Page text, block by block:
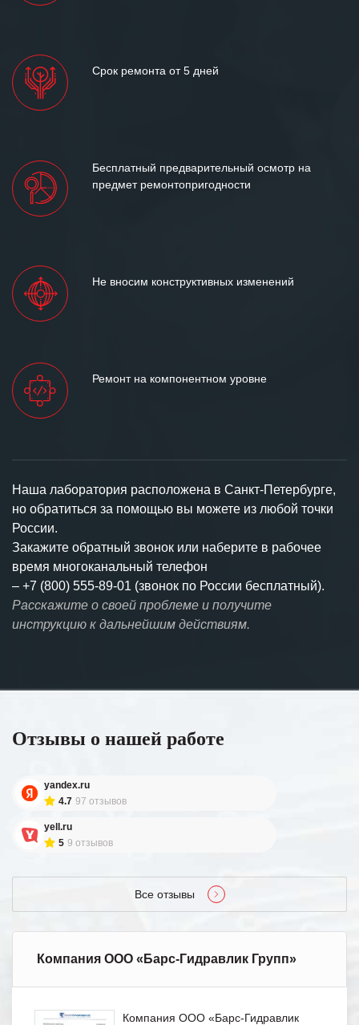
Срок ремонта от 5 дней
Бесплатный предварительный осмотр на
предмет ремонтопригодности
Не вносим конструктивных изменений
Ремонт на компонентном уровне
Наша лаборатория расположена в Санкт-Петербурге,
но обратиться за помощью вы можете из любой точки
России.
Закажите обратный звонок или наберите в рабочее
время многоканальный телефон
– +7 (800) 555-89-01 (звонок по России бесплатный).
Расскажите о своей проблеме и получите
инструкцию к дальнейшим действиям.
Отзывы о нашей работе
yandex.ru
4.7 97 отзывов
yell.ru
5 9 отзывов
Все отзывы
Компания ООО «Барс-Гидравлик Групп»
Компания ООО «Барс-Гидравлик